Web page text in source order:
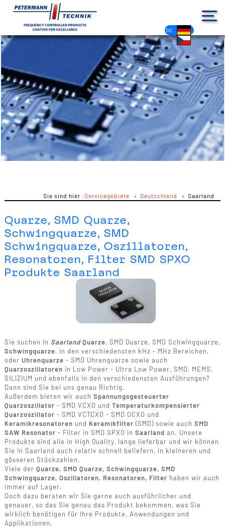
DE
EN
FR
ES
PL
IT
NL
HU
CS
Sie sind hier :Servicegebiete Deutschland Saarland
Quarze, SMD Quarze,
Schwingquarze, SMD
Schwingquarze, Oszillatoren,
Resonatoren, Filter SMD SPXO
Produkte Saarland
Sie suchen in SaarlandQuarze, SMD Quarze, SMD Schwingquarze,
Schwingquarze, in den verschiedensten kHz - MHz Bereichen,
oder Uhrenquarze - SMD Uhrenquarze sowie auch
Quarzoszillatoren in Low Power - Ultra Low Power, SMD, MEMS,
SILIZIUM und ebenfalls in den verschiedensten Ausführungen?
Dann sind Sie bei uns genau Richtig.
Außerdem bieten wir auch Spannungsgesteuerter
Quarzoszillator - SMD VCXO und Temperaturkompensierter
Quarzoszillator - SMD VCTCXO - SMD OCXO und
Keramikresonatoren und Keramikfilter (SMD) sowie auch SMD
SAW Resonator - Filter in SMD SPXO in Saarland an. Unsere
Produkte sind alle in High Quality, lange lieferbar und wir können
Sie in Saarland auch relativ schnell beliefern, in kleineren und
gösseren Stückzahlen.
Viele der Quarze, SMD Quarze, Schwingquarze, SMD
Schwingquarze, Oszillatoren, Resonatoren, Filter haben wir auch
immer auf Lager.
Doch dazu beraten wir Sie gerne auch ausführlicher und
genauer, so das Sie genau das Produkt bekommen, was Sie
wirklich benötigen für Ihre Produkte, Anwendungen und
Applikationen.